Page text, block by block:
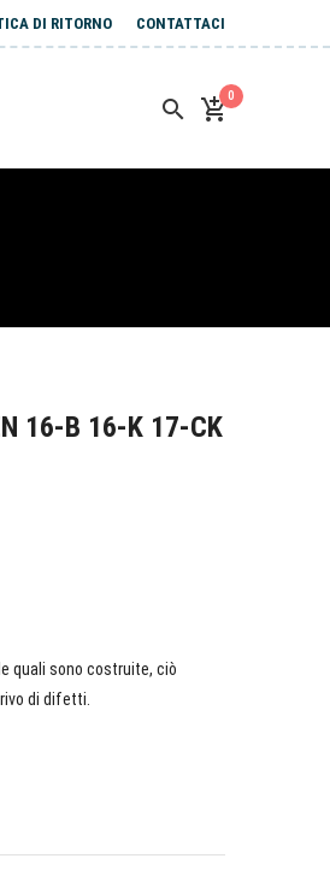
DI RITORNO CONTATTACI
0
16-B 16-K 17-CK
quali sono costruite, ciò
di difetti.